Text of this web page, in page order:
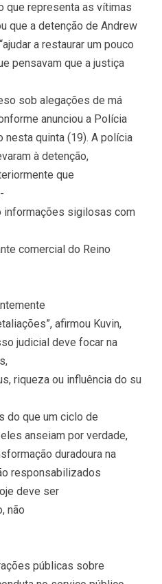
que representa as vítimas
que a detenção de Andrew
a restaurar um pouco
pensavam que a justiça
sob alegações de má
anunciou a Polícia
nesta quinta (19). A polícia
à detenção,
que
informações sigilosas com
comercial do Reino
afirmou Kuvin,
judicial deve focar na
riqueza ou influência do su
do que um ciclo de
anseiam por verdade,
duradoura na
responsabilizados
deve ser
não
públicas sobre